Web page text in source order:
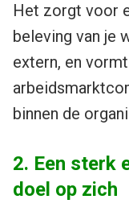
Het zorgt voor
beleving van je
extern, en
binnen de
2. Een sterk
doel op zich